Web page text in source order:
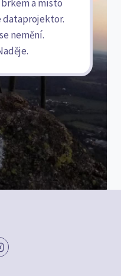
a místo
dataprojektor.
nemění.